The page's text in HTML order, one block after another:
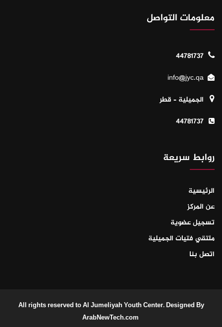
معلومات التواصل
44781737
info@jyc.qa
الجميلية – قطر
44781737
روابط سريعة
الرئيسية
عن المركز
تسجيل عضوية
ملتقي فتيات الجميلية
اتصل بنا
All rights reserved to Al Jumeliyah Youth Center. Designed By
ArabNewTech.com